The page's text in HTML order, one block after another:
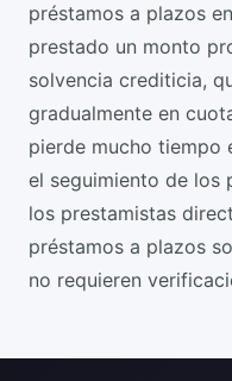
préstamos a plazos
prestado un monto
solvencia crediticia,
gradualmente en
pierde mucho tiempo
el seguimiento de los
los prestamistas
préstamos a plazos
no requieren